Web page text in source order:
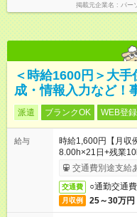
掲載元企業名 パー
＜時給1600円＞大
成・情報入力など！
派遣 ブランクOK WEB登
給与
時給1,600円【月収
8.00h×21日+残業
交通費別途支給
交通費 ○通勤交通
月収例 25～30万円